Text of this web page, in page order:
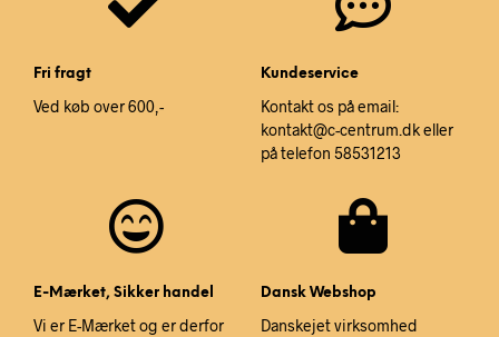
Fri fragt
Ved køb over 600,-
Kundeservice
Kontakt os på email:
kontakt@c-centrum.dk eller
på telefon 58531213
E-Mærket, Sikker handel
Vi er E-Mærket og er derfor
Dansk Webshop
Danskejet virksomhed